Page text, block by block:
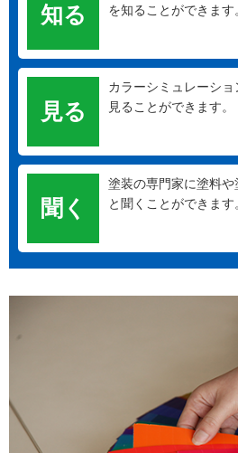
知る
を知ることができます
見る
カラーシミュレーシ
見ることができます。
聞く
塗装の専門家に塗料
と聞くことができます